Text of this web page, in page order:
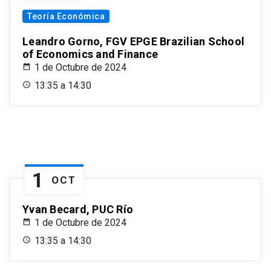
Teoría Económica
Leandro Gorno, FGV EPGE Brazilian School
of Economics and Finance
1 de Octubre de 2024
13:35 a 14:30
1 OCT
Yvan Becard, PUC Río
1 de Octubre de 2024
13:35 a 14:30